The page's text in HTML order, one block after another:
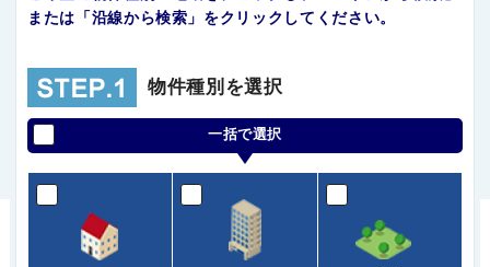
または「沿線から検索」をクリックしてください。
物件種別を選択
一括で選択